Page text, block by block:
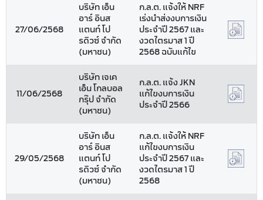
27/06/2568
บริษัท เอ็น
อาร์ อินส
แตนท์ โป
รดิวซ์ จำกัด
(มหาชน)
ก.ล.ต. แจ้งให้ NRF
เร่งนำส่งงบการเงิน
ประจำปี 2567 และ
งวดไตรมาส 1 ปี
2568 ฉบับแก้ไข
11/06/2568
บริษัท เจเค
เอ็น โกลบอล
กรุ๊ป จำกัด
(มหาชน)
ก.ล.ต. แจ้ง JKN
แก้ไขงบการเงิน
ประจำปี 2566
29/05/2568
บริษัท เอ็น
อาร์ อินส
แตนท์ โป
รดิวซ์ จำกัด
(มหาชน)
ก.ล.ต. แจ้งให้ NRF
แก้ไขงบการเงิน
ประจำปี 2567 และ
งวดไตรมาส 1 ปี
2568